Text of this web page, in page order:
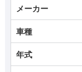
メーカー
車種
年式